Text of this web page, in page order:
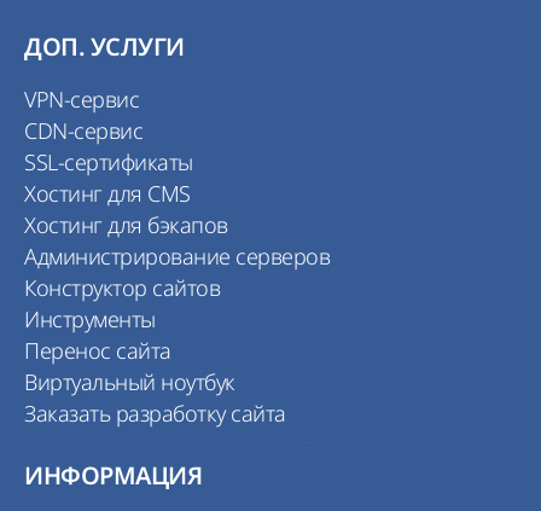
ДОП. УСЛУГИ
VPN-сервис
CDN-сервис
SSL-сертификаты
Хостинг для CMS
Хостинг для бэкапов
Администрирование серверов
Конструктор сайтов
Инструменты
Перенос сайта
Виртуальный ноутбук
Заказать разработку сайта
ИНФОРМАЦИЯ